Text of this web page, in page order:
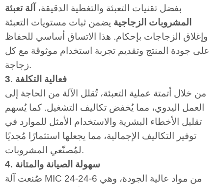
بفضل تقنيات التعبئة والتغطية الدقيقة،
آلة تعبئة
المشروبات الزجاجية يضمن ثبات مستويات التعبئة
وإغلاق الزجاجات بإحكام. هذا الاتساق أساسي للحفاظ
على جودة المنتج وتقديم تجربة استخدام موثوقة مع كل
زجاجة.
3. فعالية التكلفة
من خلال أتمتة عملية التعبئة، تُقلل الآلة من الحاجة إلى
العمل اليدوي، مما يُخفض تكاليف التشغيل. كما يُسهم
تقليل الأخطاء البشرية والاستخدام الأمثل للموارد في
توفير التكاليف الإجمالية، مما يجعلها استثمارًا مُجديًا
لمُصنّعي المشروبات.
4. سهولة الصيانة والمتانة
صُنعت آلة MIC 24-24-6 من مواد عالية الجودة، وهي